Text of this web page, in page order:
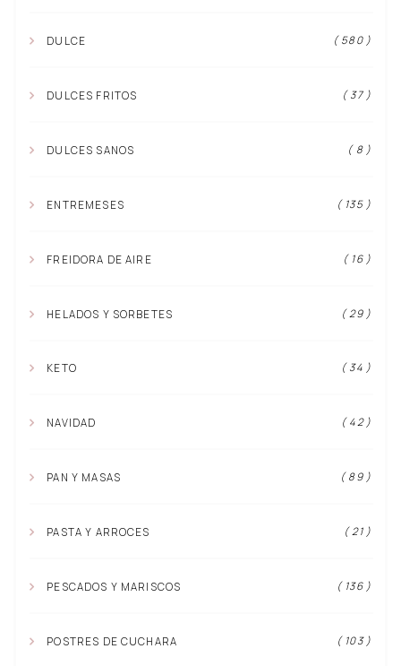
DULCE ( 580 )
DULCES FRITOS ( 37 )
DULCES SANOS ( 8 )
ENTREMESES ( 135 )
FREIDORA DE AIRE ( 16 )
HELADOS Y SORBETES ( 29 )
KETO ( 34 )
NAVIDAD ( 42 )
PAN Y MASAS ( 89 )
PASTA Y ARROCES ( 21 )
PESCADOS Y MARISCOS ( 136 )
POSTRES DE CUCHARA ( 103 )